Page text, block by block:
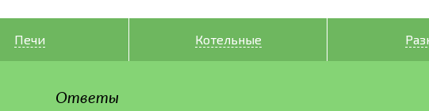
Печи Котельные
Ответы